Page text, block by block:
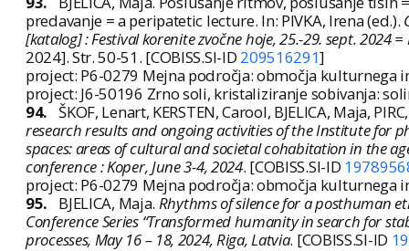
predavanje = a peripatetic lecture. In: PIVKA, Irena (ed.).
[katalog] : Festival korenite zvočne hoje, 25.-29. sept. 2024
2024]. Str. 50-51. [COBISS.SI-ID 209516291]
project: P6-0279 Mejna področja: območja kulturnega
project: J6-50196 Zrno soli, kristaliziranje sobivanja:
94. ŠKOF, Lenart, KERSTEN, Carool, BJELICA, Maja,
research results and ongoing activities of the Institute for
spaces: areas of cultural and societal cohabitation in the
conference : Koper, June 3-4, 2024. [COBISS.SI-ID
project: P6-0279 Mejna področja: območja kulturnega
95.
BJELICA, Maja. Rhythms of silence for a posthuman
Conference Series “Transformed humanity in search for
processes, May 16 – 18, 2024, Riga, Latvia. [COBISS.SI-ID